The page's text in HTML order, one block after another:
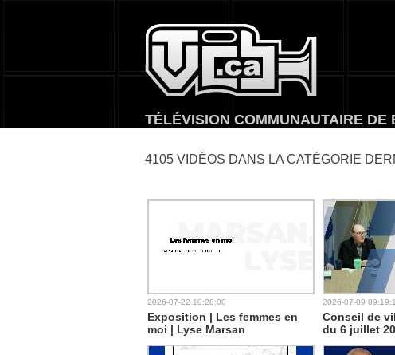
TÉLÉVISION COMMUNAUTAIRE DE
4105 VIDÉOS DANS LA CATÉGORIE
2026-07-22 10:28:00
Exposition | Les femmes en
moi | Lyse Marsan
2026-07-09
Conseil de
du 6 juillet